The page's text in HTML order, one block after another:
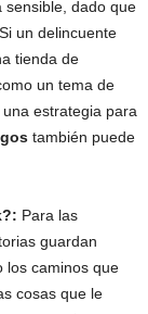
sensible, dado que
un delincuente
tienda de
un tema de
estrategia para
también puede
Para las
guardan
los caminos que
cosas que le